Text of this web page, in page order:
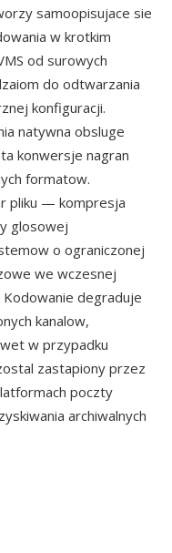
samoopisujace sie
w krotkim
od surowych
do odtwarzania
konfiguracji.
natywna obsluge
konwersje nagran
formatow.
pliku — kompresja
glosowej
o ograniczonej
we wczesnej
degraduje
kanalow,
w przypadku
zastapiony przez
poczty
archiwalnych